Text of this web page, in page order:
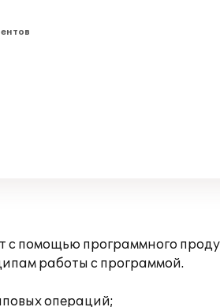
с помощью программного
работы с программой.
операций;